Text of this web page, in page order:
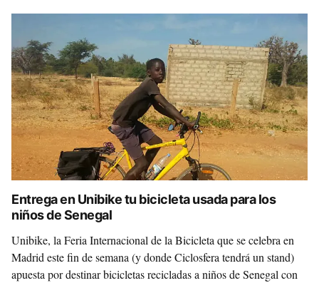
Entrega en Unibike tu bicicleta usada para los
niños de Senegal
Unibike, la Feria Internacional de la Bicicleta que se celebra en
Madrid este fin de semana (y donde Ciclosfera tendrá un stand)
apuesta por destinar bicicletas recicladas a niños de Senegal con